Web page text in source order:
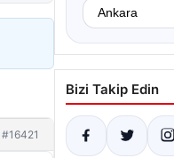
#16421
Bizi Takip Edin